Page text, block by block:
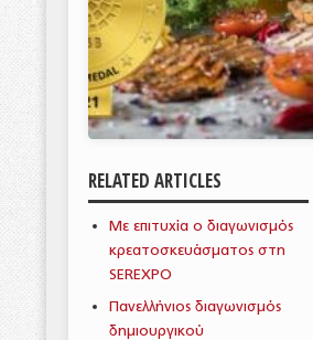
RELATED ARTICLES
Με επιτυχία ο διαγωνισμός
κρεατοσκευάσματος στη
SEREXPO
Πανελλήνιος διαγωνισμός
δημιουργικού